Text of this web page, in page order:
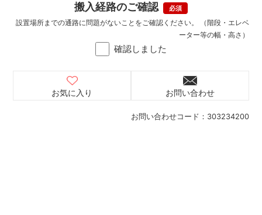
お問い合わせコード： 303234200
搬入経路のご確認
確認しました
設置場所までの通路に問題がないことをご確認ください。 （階段・エレベ
ーター等の幅・高さ）
お気に入り お問い合わせ